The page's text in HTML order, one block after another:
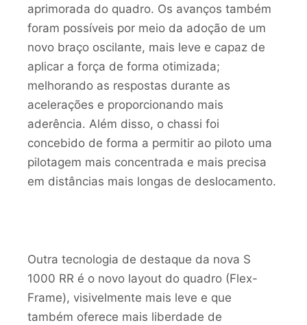
aprimorada do quadro. Os avanços também
foram possíveis por meio da adoção de um
novo braço oscilante, mais leve e capaz de
aplicar a força de forma otimizada;
melhorando as respostas durante as
acelerações e proporcionando mais
aderência. Além disso, o chassi foi
concebido de forma a permitir ao piloto uma
pilotagem mais concentrada e mais precisa
em distâncias mais longas de deslocamento.
Outra tecnologia de destaque da nova S
1000 RR é o novo layout do quadro (Flex-
Frame), visivelmente mais leve e que
também oferece mais liberdade de